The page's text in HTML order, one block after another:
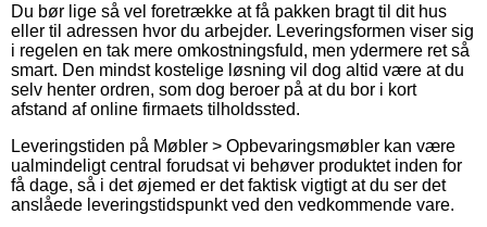
Du bør lige så vel foretrække at få pakken bragt til dit hus
eller til adressen hvor du arbejder. Leveringsformen viser sig
i regelen en tak mere omkostningsfuld, men ydermere ret så
smart. Den mindst kostelige løsning vil dog altid være at du
selv henter ordren, som dog beroer på at du bor i kort
afstand af online firmaets tilholdssted.
Leveringstiden på Møbler > Opbevaringsmøbler kan være
ualmindeligt central forudsat vi behøver produktet inden for
få dage, så i det øjemed er det faktisk vigtigt at du ser det
anslåede leveringstidspunkt ved den vedkommende vare.